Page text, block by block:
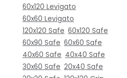
60x120 Levigato
60x60 Levigato
120x120 Safe 60x120 Safe
60x90 Safe 60x60 Safe
40x60 Safe 40x40 Safe
30x60 Safe 20x40 Safe